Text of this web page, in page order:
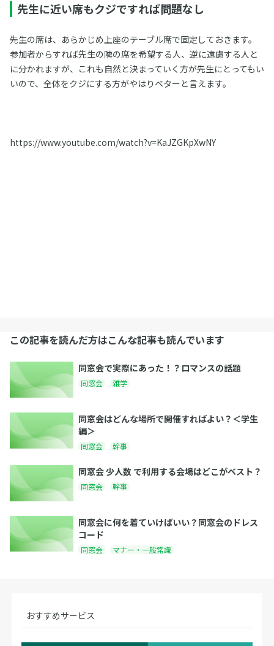
先生に近い席もクジですれば問題なし
先生の席は、あらかじめ上座のテーブル席で固定しておきます。
参加者からすれば先生の隣の席を希望する人、逆に遠慮する人と
に分かれますが、これも自然と決まっていく方が先生にとってもい
いので、全体をクジにする方がやはりベターと言えます。
https://www.youtube.com/watch?v=KaJZGKpXwNY
この記事を読んだ方はこんな記事も読んでいます
同窓会で実際にあった！？ロマンスの話題
同窓会 雑学
同窓会はどんな場所で開催すればよい？＜学生
編＞
同窓会 幹事
同窓会 少人数 で利用する会場はどこがベスト？
同窓会 幹事
同窓会に何を着ていけばいい？同窓会のドレス
コード
同窓会 マナー・一般常識
おすすめサービス